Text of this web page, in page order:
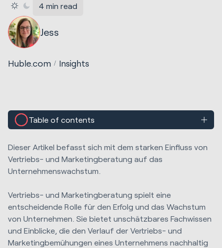
4 min read
Jess
Huble.com Insights
Table of contents
Dieser Artikel befasst sich mit dem starken Einfluss von
Vertriebs- und Marketingberatung auf das
Unternehmenswachstum.
Vertriebs- und Marketingberatung spielt eine
entscheidende Rolle für den Erfolg und das Wachstum
von Unternehmen. Sie bietet unschätzbares Fachwissen
und Einblicke, die den Verlauf der Vertriebs- und
Marketingbemühungen eines Unternehmens nachhaltig